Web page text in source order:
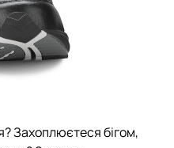
Захоплюєтеся бігом,